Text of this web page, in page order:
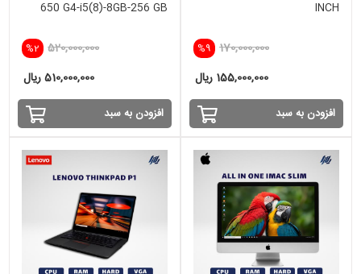
INCH
%9 170,000,000
155,000,000 ریال
افزودن به سبد
650 G4-i5(8)-8GB-256 GB
%2 520,000,000
510,000,000 ریال
افزودن به سبد